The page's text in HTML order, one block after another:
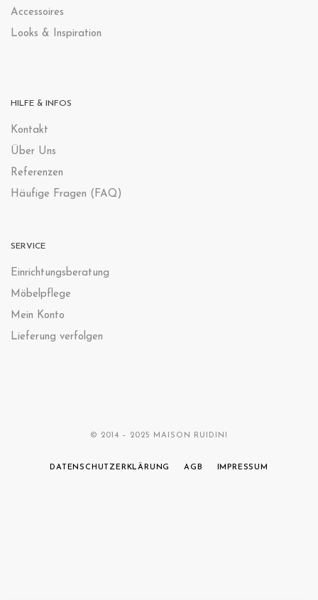
Accessoires
Looks & Inspiration
HILFE & INFOS
Kontakt
Über Uns
Referenzen
Häufige Fragen (FAQ)
SERVICE
Einrichtungsberatung
Möbelpflege
Mein Konto
Lieferung verfolgen
© 2014 – 2025 MAISON RUIDINI
DATENSCHUTZERKLÄRUNG AGB IMPRESSUM